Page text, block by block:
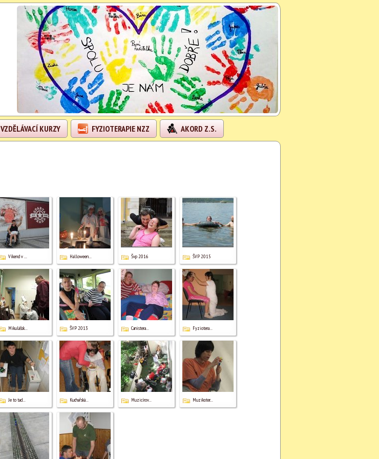
VZDĚLÁVACÍ KURZY FYZIOTERAPIE NZZ AKORD Z.S.
Víkend v ... Halloween... Švp 2016 ŠVP 2015
Mikulášsk... ŠVP 2013 Canistera... Fyziotera...
Je to tad... Kuchařská... Muzicírov... Muzikoter...